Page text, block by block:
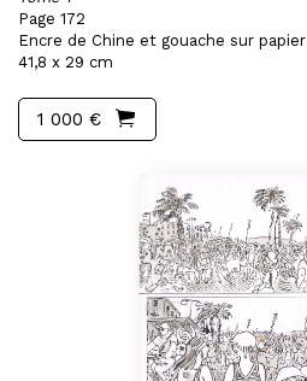
Page 172
Encre de Chine et gouache sur papier
41,8 x 29 cm
1 000 €